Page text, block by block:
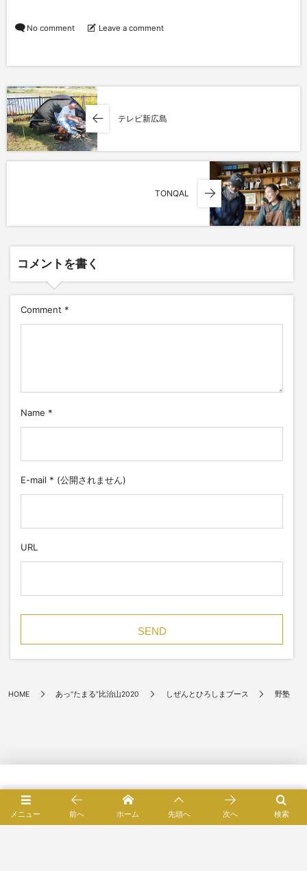
No comment Leave a comment
テレビ新広島
TONQAL
コメントを書く
Comment *
Name *
E-mail * (公開されません)
URL
HOME あっ“たまる”比治山2020 しぜんとひろしまブース 野塾
読みもの
メニュー 検索
前へ ホーム 先頭へ 次へ